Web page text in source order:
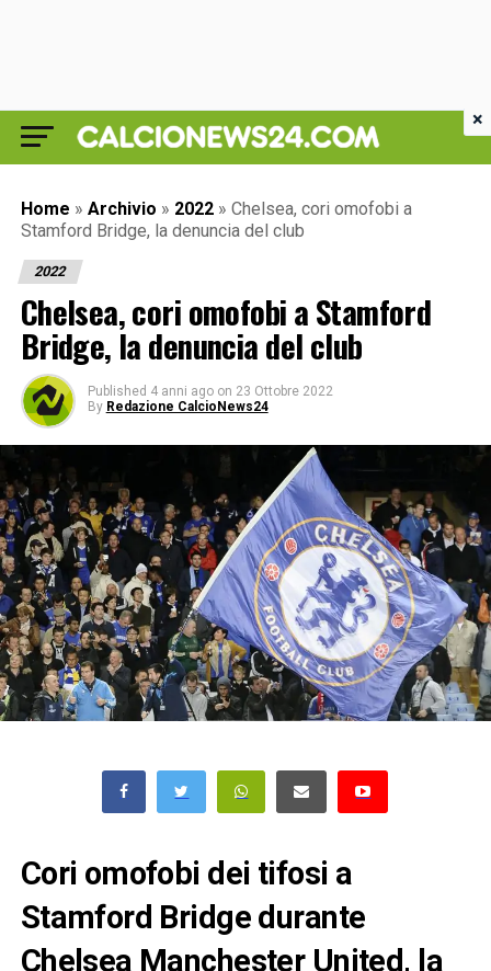
Home » Archivio » 2022 » Chelsea, cori omofobi a
Stamford Bridge, la denuncia del club
2022
Chelsea, cori omofobi a Stamford
Bridge, la denuncia del club
Published 4 anni ago on 23 Ottobre 2022
By Redazione CalcioNews24
Cori omofobi dei tifosi a
Stamford Bridge durante
Chelsea Manchester United, la
×